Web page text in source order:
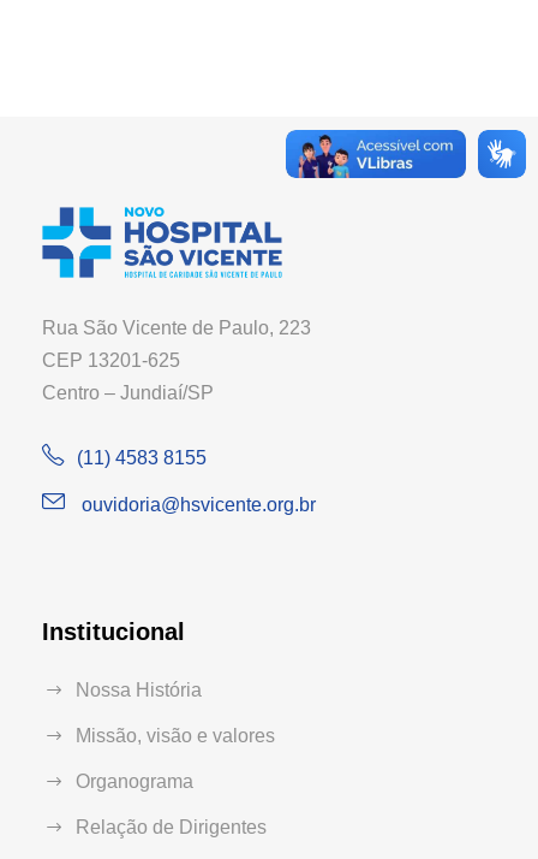
Rua São Vicente de Paulo, 223
CEP 13201-625
Centro – Jundiaí/SP
(11) 4583 8155
ouvidoria@hsvicente.org.br
Institucional
Nossa História
Missão, visão e valores
Organograma
Relação de Dirigentes